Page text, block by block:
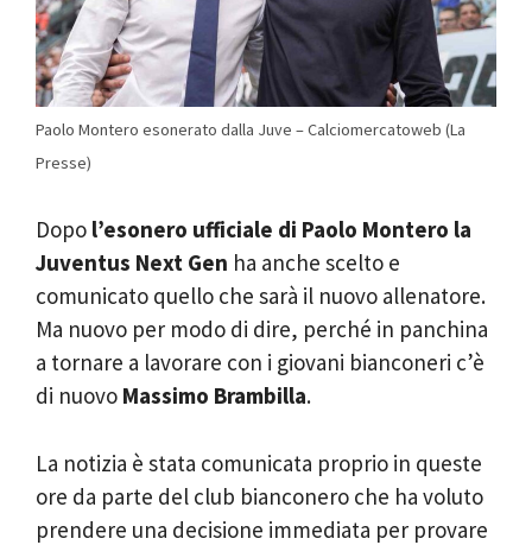
Paolo Montero esonerato dalla Juve – Calciomercatoweb (La
Presse)
Dopo l’esonero ufficiale di Paolo Montero la
Juventus Next Gen ha anche scelto e
comunicato quello che sarà il nuovo allenatore.
Ma nuovo per modo di dire, perché in panchina
a tornare a lavorare con i giovani bianconeri c’è
di nuovo Massimo Brambilla.
La notizia è stata comunicata proprio in queste
ore da parte del club bianconero che ha voluto
prendere una decisione immediata per provare